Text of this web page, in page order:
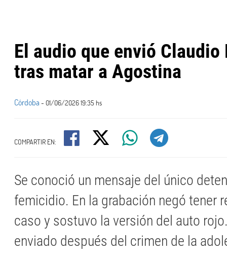
El audio que envió
tras matar a Agostina
Córdoba - 01/06/2026 19:35 hs
COMPARTIR EN:
Se conoció un mensaje del único
femicidio. En la grabación negó tener
caso y sostuvo la versión del auto
enviado después del crimen de la